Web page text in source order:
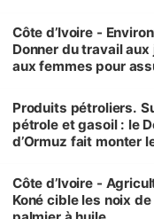
Côte d’Ivoire -
Donner du travail aux
aux femmes pour
menacées
Produits pétroliers.
pétrole et gasoil : le
d’Ormuz fait monter
Côte d’Ivoire -
Koné cible les noix